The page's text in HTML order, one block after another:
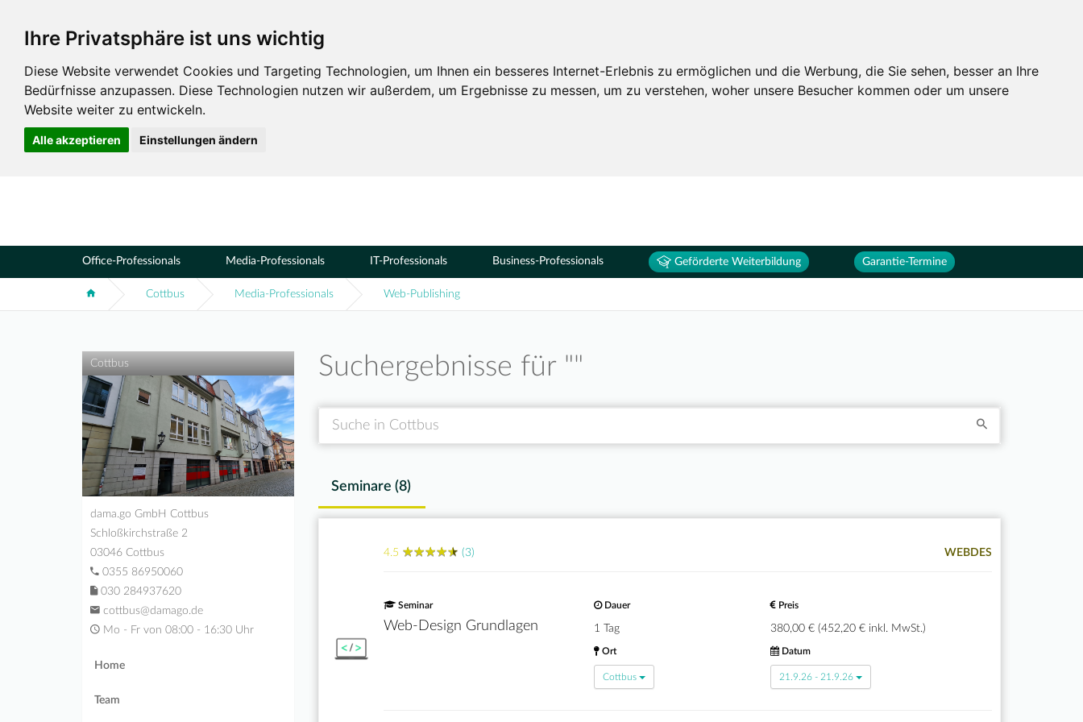
Ihre Privatsphäre ist uns wichtig
Diese Website verwendet Cookies und Targeting Technologien, um Ihnen ein besseres Internet-Erlebnis zu ermöglichen und die Werbung, die Sie sehen, besser an Ihre
Bedürfnisse anzupassen. Diese Technologien nutzen wir außerdem, um Ergebnisse zu messen, um zu verstehen, woher unsere Besucher kommen oder um unsere
Website weiter zu entwickeln.
Alle akzeptieren Einstellungen ändern
Standorte
Cottbus
Office-Professionals Media-Professionals IT-Professionals Business-Professionals Geförderte Weiterbildung Garantie-Termine
Cottbus Media-Professionals Web-Publishing
Suchergebnisse für ""
Seminare (8)
4.5 ★★★★★
★★★★★ (3) WEBDES
Seminar
Web-Design Grundlagen
Dauer
1 Tag
Preis
380,00 € (452,20 € inkl. MwSt.)
Ort
Cottbus
Datum
21.9.26 - 21.9.26
Cottbus
dama.go GmbH Cottbus
Schloßkirchstraße 2
03046 Cottbus
0355 86950060
030 284937620
cottbus@damago.de
Mo - Fr von 08:00 - 16:30 Uhr
Home
Team